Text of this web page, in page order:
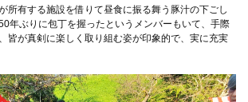
所有する施設を借りて昼食に振る舞う豚汁の下ごし
年ぶりに包丁を握ったというメンバーもいて、手際
皆が真剣に楽しく取り組む姿が印象的で、実に充実